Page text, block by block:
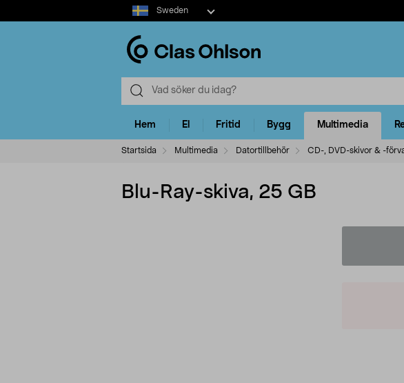
Select
market
Sweden
Hem El Fritid Bygg Multimedia
Startsida Multimedia Datortillbehör CD-, DVD-skivor & -
Blu-Ray-skiva, 25 GB